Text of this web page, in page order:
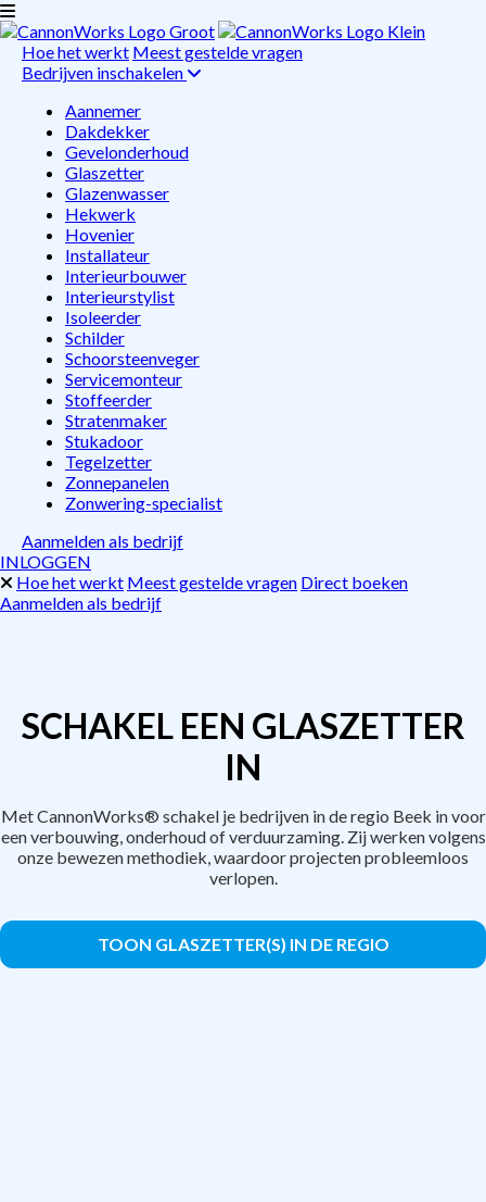
Hoe het werkt Meest gestelde vragen
Bedrijven inschakelen
Aannemer
Dakdekker
Gevelonderhoud
Glaszetter
Glazenwasser
Hekwerk
Hovenier
Installateur
Interieurbouwer
Interieurstylist
Isoleerder
Schilder
Schoorsteenveger
Servicemonteur
Stoffeerder
Stratenmaker
Stukadoor
Tegelzetter
Zonnepanelen
Zonwering-specialist
Aanmelden als bedrijf
INLOGGEN
Hoe het werkt Meest gestelde vragen Direct boeken
Aanmelden als bedrijf
SCHAKEL EEN GLASZETTER
IN
Met CannonWorks® schakel je bedrijven in de regio Beek in voor
een verbouwing, onderhoud of verduurzaming. Zij werken volgens
onze bewezen methodiek, waardoor projecten probleemloos
verlopen.
TOON GLASZETTER(S) IN DE REGIO